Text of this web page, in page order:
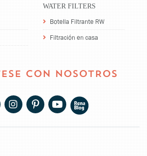
WATER FILTERS
Botella Filtrante RW
Filtración en casa
CON NOSOTROS